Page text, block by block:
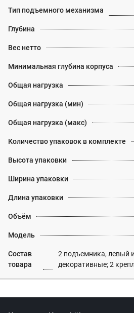
Тип подъемного механизма
Глубина
Вес нетто
Минимальная глубина корпуса
Общая нагрузка
Общая нагрузка (мин)
Общая нагрузка (макс)
Количество упаковок в комплекте
Высота упаковки
Ширина упаковки
Длина упаковки
Объём
Модель
Состав
товара
2 подъемника, левый
декоративные; 2